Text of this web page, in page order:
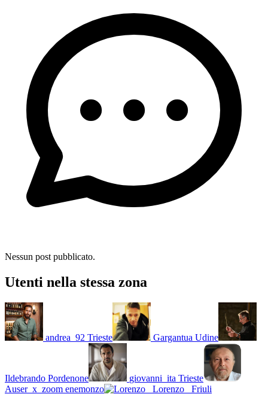
Nessun post pubblicato.
Utenti nella stessa zona
andrea_92 Trieste Gargantua Udine
Ildebrando Pordenone giovanni_ita Trieste
Auser_x_zoom enemonzo Lorenzo_ Friuli